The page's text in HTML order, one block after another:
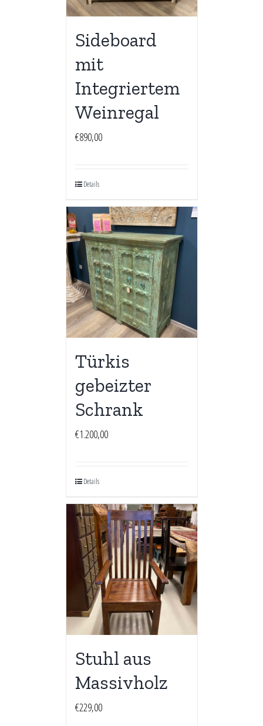
Sideboard
mit
Integriertem
Weinregal
€890,00
Details
Türkis
gebeizter
Schrank
€1.200,00
Details
Stuhl aus
Massivholz
€229,00